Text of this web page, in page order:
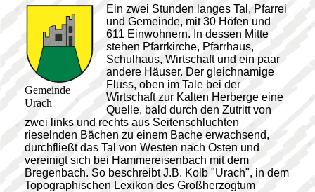
Gemeinde
Urach
Ein zwei Stunden langes Tal, Pfarrei
und Gemeinde, mit 30 Höfen und
611 Einwohnern. In dessen Mitte
stehen Pfarrkirche, Pfarrhaus,
Schulhaus, Wirtschaft und ein paar
andere Häuser. Der gleichnamige
Fluss, oben im Tale bei der
Wirtschaft zur Kalten Herberge eine
Quelle, bald durch den Zutritt von
zwei links und rechts aus Seitenschluchten
rieselnden Bächen zu einem Bache erwachsend,
durchfließt das Tal von Westen nach Osten und
vereinigt sich bei Hammereisenbach mit dem
Bregenbach. So beschreibt J.B. Kolb "Urach", in dem
Topographischen Lexikon des Großherzogtum